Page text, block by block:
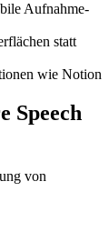
Aufnahme-
statt
wie Notion
Speech
von